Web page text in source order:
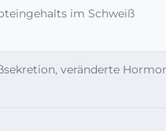
im Schweiß
veränderte